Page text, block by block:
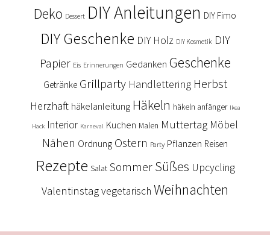
Deko Dessert DIY Anleitungen DIY Fimo
DIY Geschenke DIY Holz DIY Kosmetik DIY
Papier Eis Erinnerungen Gedanken Geschenke
Getränke Grillparty Handlettering Herbst
Herzhaft häkelanleitung Häkeln häkeln anfänger Ikea
Hack Interior Karneval Kuchen Malen Muttertag Möbel
Nähen Ordnung Ostern Party Pflanzen Reisen
Rezepte Salat Sommer Süßes Upcycling
Valentinstagvegetarisch Weihnachten